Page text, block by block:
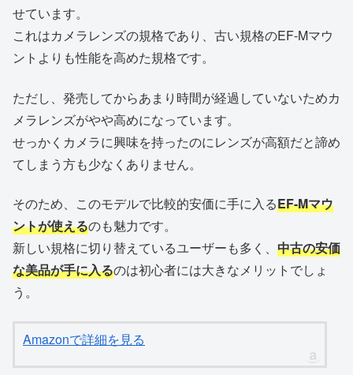
せています。
これはカメラレンズの規格であり、古い規格のEF-Mマウ
ントよりも性能を高めた規格です。
ただし、発売してからあまり時間が経過していないためカ
メラレンズがやや高めになっています。
せっかくカメラに興味を持ったのにレンズが高額だと諦め
てしまう方も少なくありません。
そのため、このモデルで比較的安価に手に入るEF-Mマウ
ントが使えるのも魅力です。
新しい規格に切り替えているユーザーも多く、 中古の安価
な美品が手に入るのは初心者には大きなメリットでしょ
う。
Amazonで詳細を見る